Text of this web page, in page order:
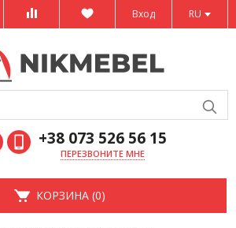
RU
Вход
+38 073 526 56 15
ПЕРЕЗВОНИТЕ МНЕ
КОРЗИНА (0)